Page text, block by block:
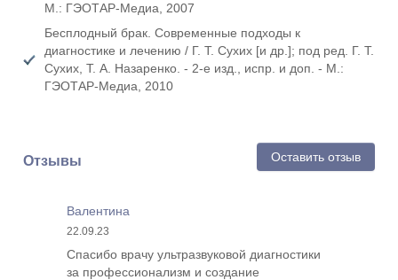
М.: ГЭОТАР-Медиа, 2007
Бесплодный брак. Современные подходы к
диагностике и лечению / Г. Т. Сухих [и др.]; под ред. Г. Т.
Сухих, Т. А. Назаренко. - 2-е изд., испр. и доп. - М.:
ГЭОТАР-Медиа, 2010
Оставить отзыв
Отзывы
Валентина
22.09.23
Спасибо врачу ультразвуковой диагностики
за профессионализм и создание